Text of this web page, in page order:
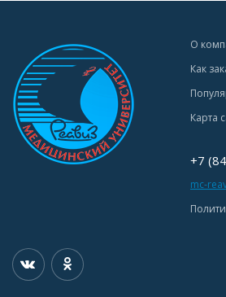
О
Как
Карта
+7
mc-